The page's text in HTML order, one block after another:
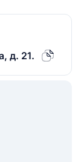
д. 21.